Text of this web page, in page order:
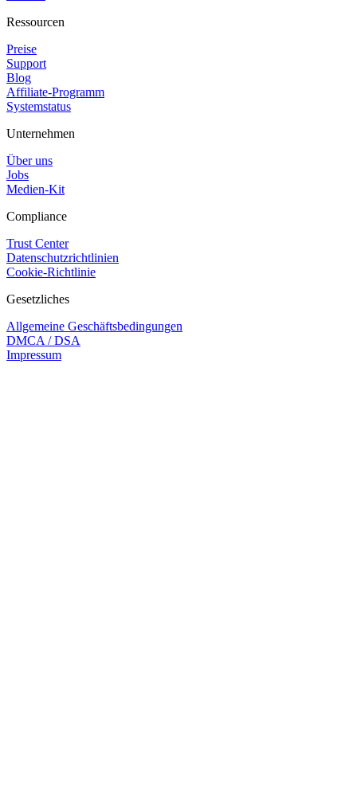
Ressourcen
Preise
Support
Blog
Affiliate-Programm
Systemstatus
Unternehmen
Über uns
Jobs
Medien-Kit
Compliance
Trust Center
Datenschutzrichtlinien
Cookie-Richtlinie
Gesetzliches
Allgemeine Geschäftsbedingungen
DMCA / DSA
Impressum